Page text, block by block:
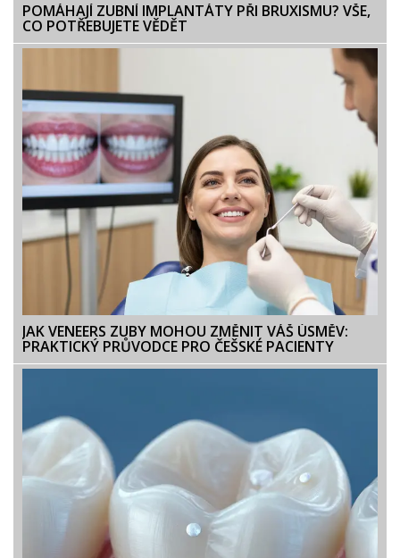
POMÁHAJÍ ZUBNÍ IMPLANTÁTY PŘI BRUXISMU? VŠE,
CO POTŘEBUJETE VĚDĚT
JAK VENEERS ZUBY MOHOU ZMĚNIT VÁŠ ÚSMĚV:
PRAKTICKÝ PRŮVODCE PRO ČEŠSKÉ PACIENTY